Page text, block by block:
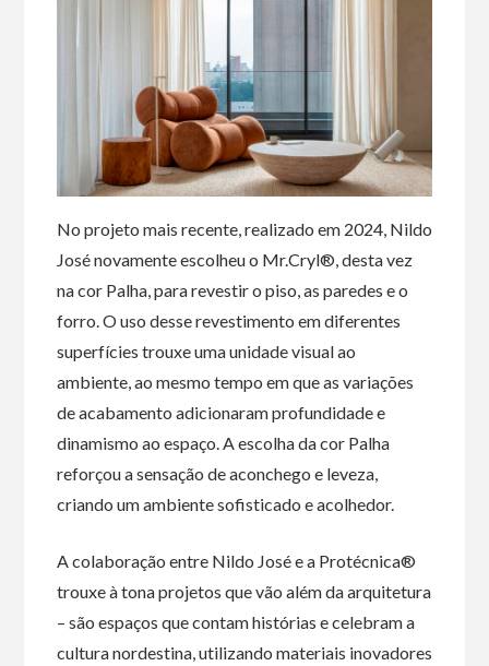
No projeto mais recente, realizado em 2024, Nildo
José novamente escolheu o Mr.Cryl®, desta vez
na cor Palha, para revestir o piso, as paredes e o
forro. O uso desse revestimento em diferentes
superfícies trouxe uma unidade visual ao
ambiente, ao mesmo tempo em que as variações
de acabamento adicionaram profundidade e
dinamismo ao espaço. A escolha da cor Palha
reforçou a sensação de aconchego e leveza,
criando um ambiente sofisticado e acolhedor.
A colaboração entre Nildo José e a Protécnica®
trouxe à tona projetos que vão além da arquitetura
– são espaços que contam histórias e celebram a
cultura nordestina, utilizando materiais inovadores